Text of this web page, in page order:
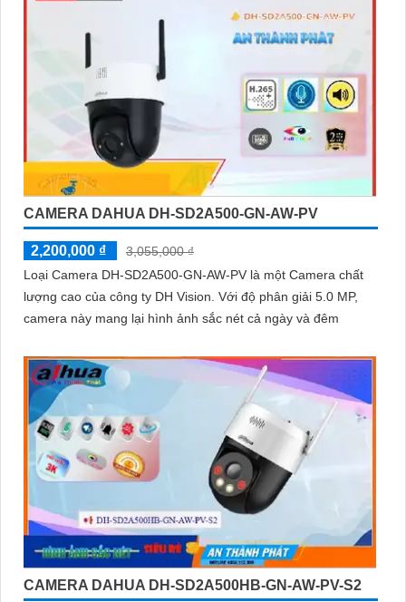
CAMERA DAHUA DH-SD2A500-GN-AW-PV
2,200,000 ₫
3,055,000 ₫
Loại Camera DH-SD2A500-GN-AW-PV là một Camera chất
lượng cao của công ty DH Vision. Với độ phân giải 5.0 MP,
camera này mang lại hình ảnh sắc nét cả ngày và đêm
CAMERA DAHUA DH-SD2A500HB-GN-AW-PV-S2